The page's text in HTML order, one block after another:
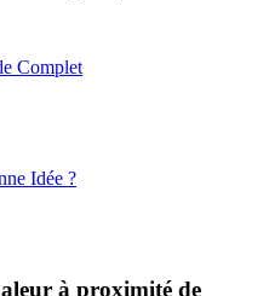
Complet
Idée ?
à proximité de